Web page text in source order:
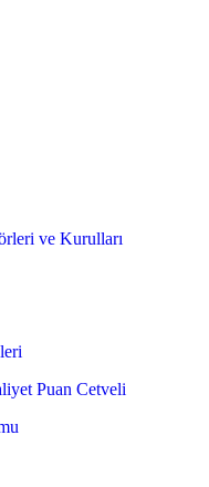
ve Kurulları
Puan Cetveli